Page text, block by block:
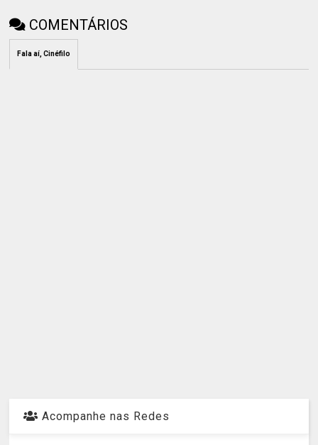
COMENTÁRIOS
Fala aí, Cinéfilo
Acompanhe nas Redes